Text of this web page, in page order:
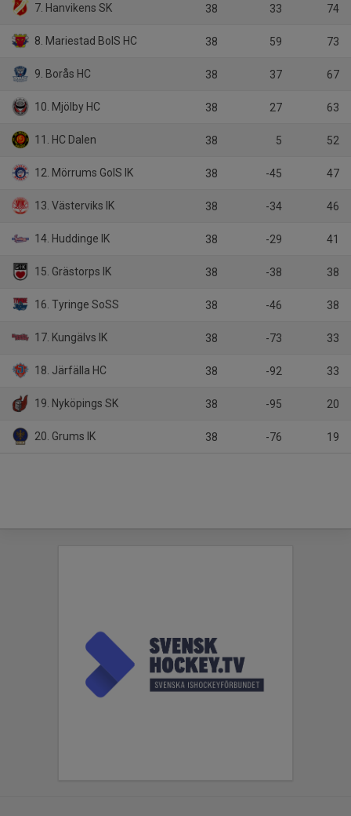
7. Hanvikens SK 38 33 74
8. Mariestad BoIS HC 38 59 73
9. Borås HC 38 37 67
10. Mjölby HC 38 27 63
11. HC Dalen 38 5 52
12. Mörrums GoIS IK 38 -45 47
13. Västerviks IK 38 -34 46
14. Huddinge IK 38 -29 41
15. Grästorps IK 38 -38 38
16. Tyringe SoSS 38 -46 38
17. Kungälvs IK 38 -73 33
18. Järfälla HC 38 -92 33
19. Nyköpings SK 38 -95 20
20. Grums IK 38 -76 19